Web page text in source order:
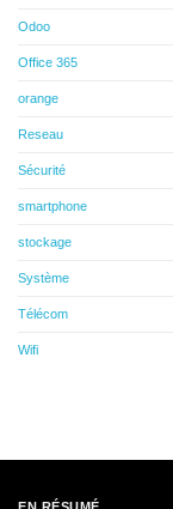
Odoo
Office 365
orange
Reseau
Sécurité
smartphone
stockage
Système
Télécom
Wifi